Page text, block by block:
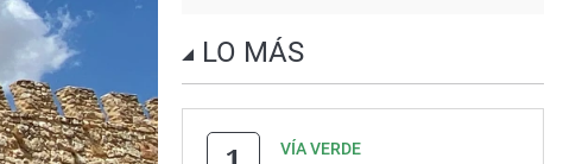
LO MÁS
VÍA VERDE